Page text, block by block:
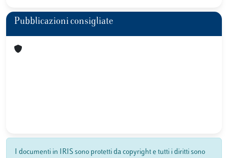
Pubblicazioni consigliate
I documenti in IRIS sono protetti da copyright e tutti i diritti sono